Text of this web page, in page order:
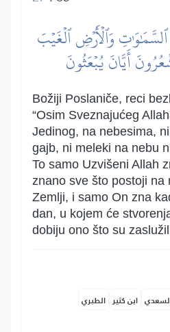
وَٱلۡأَرۡضِ ٱلۡغَيۡبَ
أَيَّانَ يُبۡعَثُونَ
Božiji Poslaniče, reci
“Osim Sveznajućeg
Jedinog, na nebesima,
gajb, ni meleki na nebu
To samo Uzvišeni Allah
znano sve što postoji na
Zemlji, i samo On zna
dan, u kojem će
dobiju ono što su
ابن كثير الطبري